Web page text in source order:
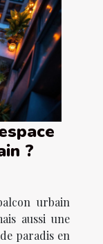
?
urbain
aussi une
paradis en